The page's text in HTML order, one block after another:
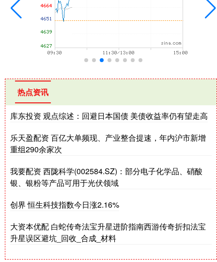
热点资讯
库东投资 观点综述：回避日本国债 美债收益率仍有望走高
乐天盈配资 百亿大单频现、产业整合提速，年内沪市新增
重组290余家次
我要配资 西陇科学(002584.SZ)：部分电子化学品、硝酸
银、银粉等产品可用于光伏领域
创界 恒生科技指数今日涨2.16%
大资本优配 白蛇传奇法宝升星进阶指南西游传奇折扣法宝
升星误区避坑_回收_合成_材料